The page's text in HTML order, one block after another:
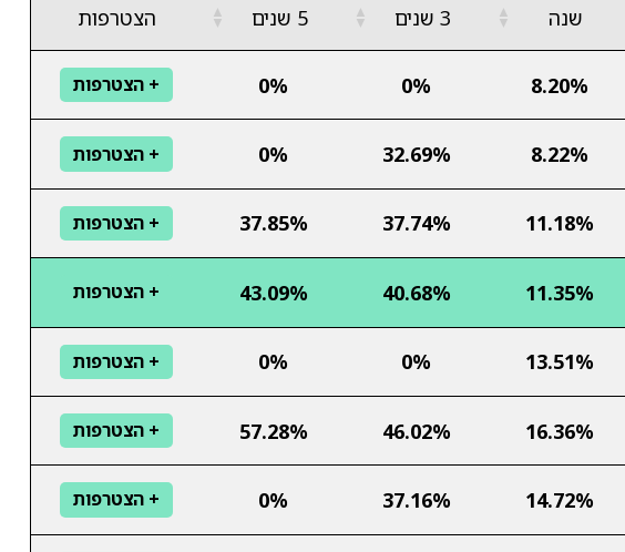
שנה ▲
▼ 3 שנים ▲
▼ 5 שנים ▲
▼ הצטרפות
8.20%
0%
0% + הצטרפות
8.22%
32.69%
0% + הצטרפות
11.18%
37.74%
37.85% + הצטרפות
11.35%
40.68%
43.09% + הצטרפות
13.51%
0%
0% + הצטרפות
16.36%
46.02%
57.28% + הצטרפות
14.72%
37.16%
0% + הצטרפות